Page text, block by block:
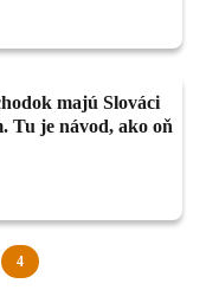
majú Slováci
Tu je návod, ako oň
4